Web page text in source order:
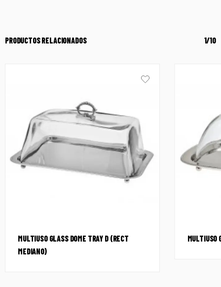
PRODUCTOS RELACIONADOS 1/10
MULTIUSO GLASS DOME TRAY D (RECT
MEDIANO)
MULTIUSO